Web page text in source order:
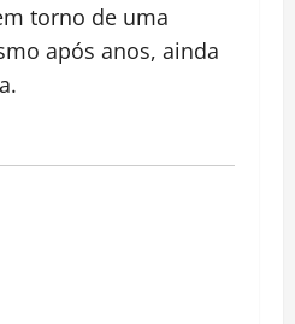
torno de uma
após anos, ainda